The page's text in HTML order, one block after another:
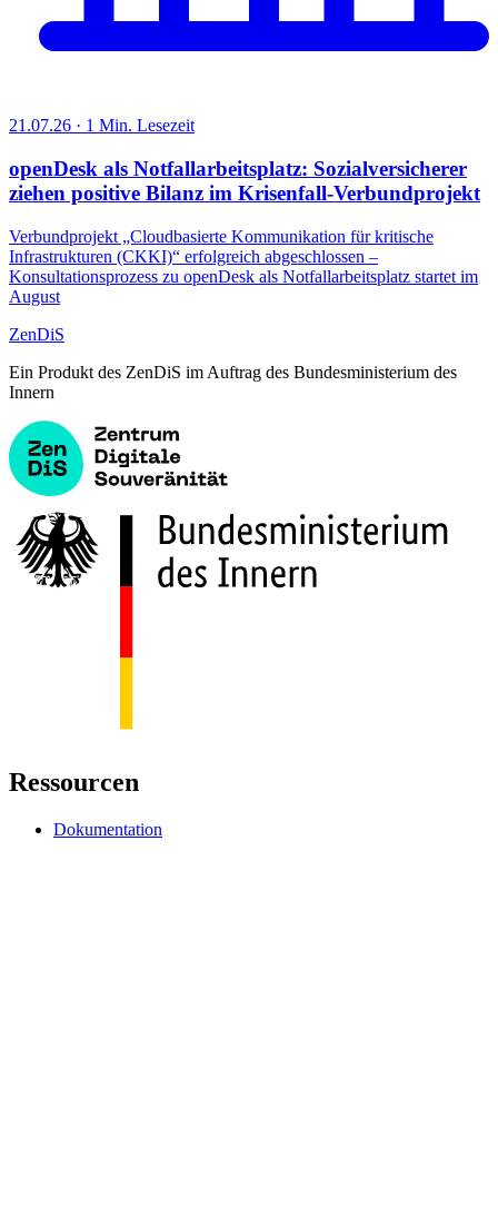
21.07.26 · 1 Min. Lesezeit
openDesk als Notfallarbeitsplatz: Sozialversicherer
ziehen positive Bilanz im Krisenfall-Verbundprojekt
Verbundprojekt „Cloudbasierte Kommunikation für kritische
Infrastrukturen (CKKI)“ erfolgreich abgeschlossen –
Konsultationsprozess zu openDesk als Notfallarbeitsplatz startet im
August
ZenDiS
Ein Produkt des ZenDiS im Auftrag des Bundesministerium des
Innern
Ressourcen
Dokumentation